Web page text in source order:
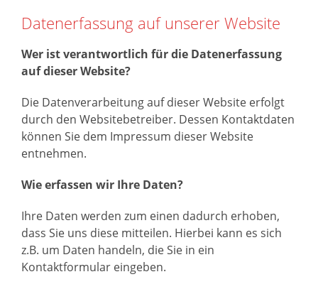
Datenerfassung auf unserer Website
Wer ist verantwortlich für die Datenerfassung
auf dieser Website?
Die Datenverarbeitung auf dieser Website erfolgt
durch den Websitebetreiber. Dessen Kontaktdaten
können Sie dem Impressum dieser Website
entnehmen.
Wie erfassen wir Ihre Daten?
Ihre Daten werden zum einen dadurch erhoben,
dass Sie uns diese mitteilen. Hierbei kann es sich
z.B. um Daten handeln, die Sie in ein
Kontaktformular eingeben.